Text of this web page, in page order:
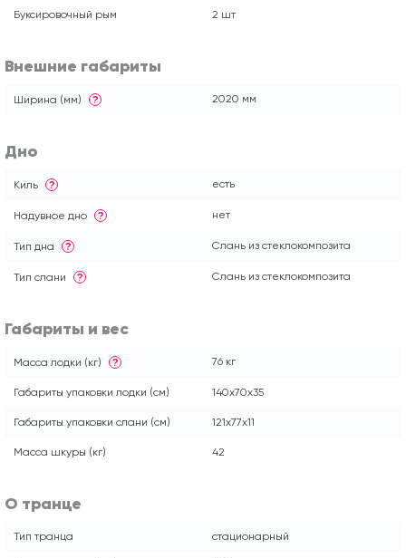
Буксировочный рым 2 шт
Внешние габариты
Ширина (мм) ? 2020 мм
Дно
Киль ? есть
Надувное дно ? нет
Тип дна ? Слань из стеклокомпозита
Тип слани ? Слань из стеклокомпозита
Габариты и вес
Масса лодки (кг) ? 76 кг
Габариты упаковки лодки (см) 140х70х35
Габариты упаковки слани (см) 121х77х11
Масса шкуры (кг) 42
О транце
Тип транца стационарный